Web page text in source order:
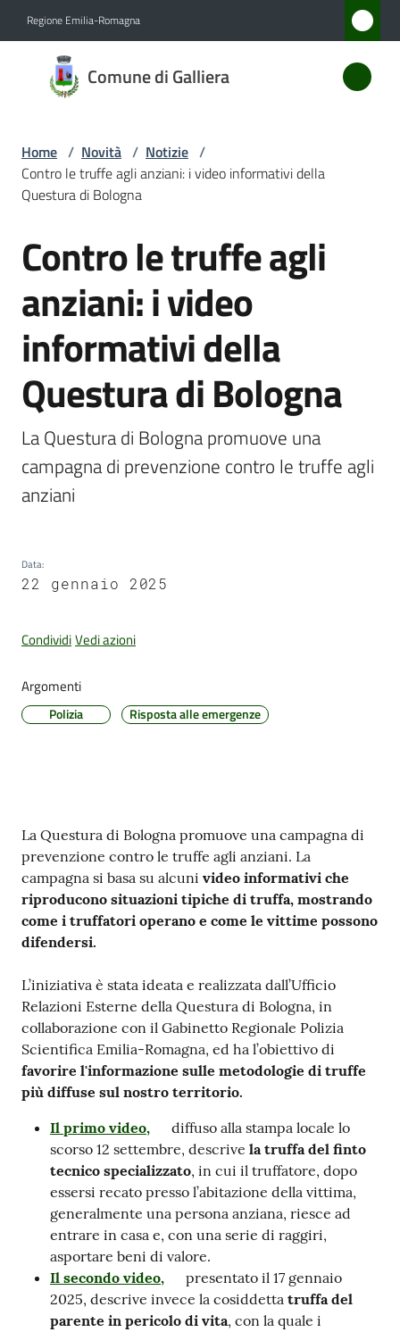
Regione Emilia-Romagna
Comune di Galliera
Comune
di
Amministrazione
Novità
Menu selezionato
Vivere
Galliera
Amministrazione
Trasparente
gli
argomenti...
su
Home / Novità / Notizie /
Contro le truffe agli anziani: i video informativi della
Questura di Bologna
Salta al contenuto
Contro le truffe agli
anziani: i video
informativi della
Questura di Bologna
La Questura di Bologna promuove una
campagna di prevenzione contro le truffe agli
anziani
Data:
22 gennaio 2025
CondividiVedi azioni
Argomenti
Polizia Risposta alle emergenze
Contenuto
La Questura di Bologna promuove una campagna di
prevenzione contro le truffe agli anziani. La
campagna si basa su alcuni video informativi che
riproducono situazioni tipiche di truffa, mostrando
come i truffatori operano e come le vittime possono
difendersi.
L’iniziativa è stata ideata e realizzata dall’Ufficio
Relazioni Esterne della Questura di Bologna, in
collaborazione con il Gabinetto Regionale Polizia
Scientifica Emilia-Romagna, ed ha l’obiettivo di
favorire l'informazione sulle metodologie di truffe
più diffuse sul nostro territorio.
Il primo video,
diffuso alla stampa locale lo
scorso 12 settembre, descrive la truffa del finto
tecnico specializzato, in cui il truffatore, dopo
essersi recato presso l’abitazione della vittima,
generalmente una persona anziana, riesce ad
entrare in casa e, con una serie di raggiri,
asportare beni di valore.
Il secondo video,
presentato il 17 gennaio
2025, descrive invece la cosiddetta truffa del
parente in pericolo di vita, con la quale i